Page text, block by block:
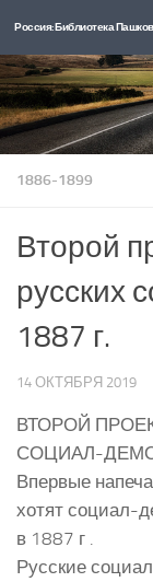
Перейти к
Россия: Библиотека
1886-1899
Второй
русских
1887 г.
14 ОКТЯБРЯ 2019
ВТОРОЙ
СОЦИАЛ-
Впервые
хотят социал-
в 1887 г .
Русские